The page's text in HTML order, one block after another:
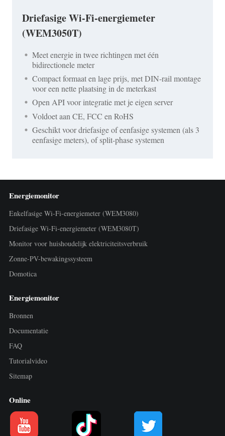
Driefasige Wi-Fi-energiemeter
(WEM3050T)
Meet energie in twee richtingen met één
bidirectionele meter
Compact formaat en lage prijs, met DIN-rail montage
voor een nette plaatsing in de meterkast
Open API voor integratie met je eigen server
Voldoet aan CE, FCC en RoHS
Geschikt voor driefasige of eenfasige systemen (als 3
eenfasige meters), of split-phase systemen
Energiemonitor
Enkelfasige Wi-Fi-energiemeter (WEM3080)
Driefasige Wi-Fi-energiemeter (WEM3080T)
Monitor voor huishoudelijk elektriciteitsverbruik
Zonne-PV-bewakingssysteem
Domotica
Energiemonitor
Bronnen
Documentatie
FAQ
Tutorialvideo
Sitemap
Online